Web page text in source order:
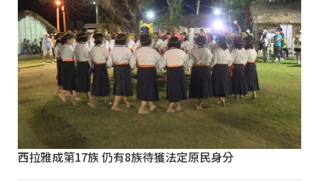
西拉雅成第17族 仍有8族待獲法定原民身分